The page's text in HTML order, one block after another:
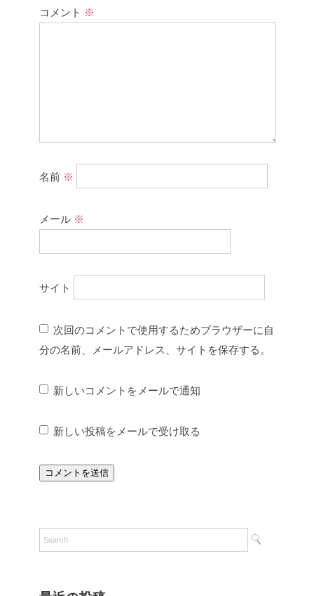
コメント ※
名前 ※
メール ※
サイト
次回のコメントで使用するためブラウザーに自
分の名前、メールアドレス、サイトを保存する。
新しいコメントをメールで通知
新しい投稿をメールで受け取る